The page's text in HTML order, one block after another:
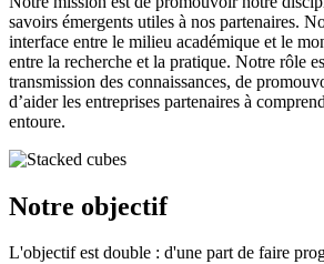
savoirs émergents utiles à nos partenaires.
interface entre le milieu académique et le
entre la recherche et la pratique. Notre rôle
transmission des connaissances, de
d’aider les entreprises partenaires à
entoure.
Notre objectif
L'objectif est double : d'une part de faire